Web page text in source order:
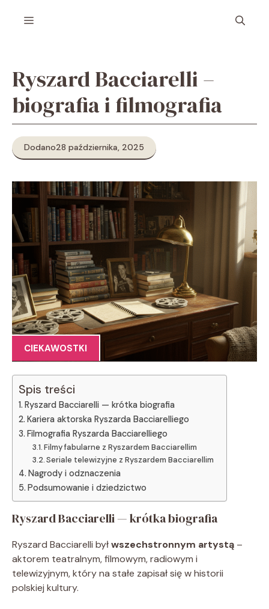
Menu
Ryszard Bacciarelli –
biografia i filmografia
Dodano28 października, 2025
CIEKAWOSTKI
Spis treści
Ryszard Bacciarelli — krótka biografia
Kariera aktorska Ryszarda Bacciarelliego
Filmografia Ryszarda Bacciarelliego
Filmy fabularne z Ryszardem Bacciarellim
Seriale telewizyjne z Ryszardem Bacciarellim
Nagrody i odznaczenia
Podsumowanie i dziedzictwo
Ryszard Bacciarelli — krótka biografia
Ryszard Bacciarelli byłwszechstronnym artystą –
aktorem teatralnym, filmowym, radiowym i
telewizyjnym, który na stałe zapisał się w historii
polskiej kultury.